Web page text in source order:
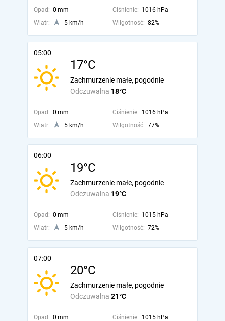
Opad: 0 mm Ciśnienie: 1016 hPa
Wiatr:
5 km/h Wilgotność: 82%
05:00
17°C
Odczuwalna 18°C
Zachmurzenie małe, pogodnie
Opad: 0 mm Ciśnienie: 1016 hPa
Wiatr:
5 km/h Wilgotność: 77%
06:00
19°C
Odczuwalna 19°C
Zachmurzenie małe, pogodnie
Opad: 0 mm Ciśnienie: 1015 hPa
Wiatr:
5 km/h Wilgotność: 72%
07:00
20°C
Odczuwalna 21°C
Zachmurzenie małe, pogodnie
Opad: 0 mm Ciśnienie: 1015 hPa